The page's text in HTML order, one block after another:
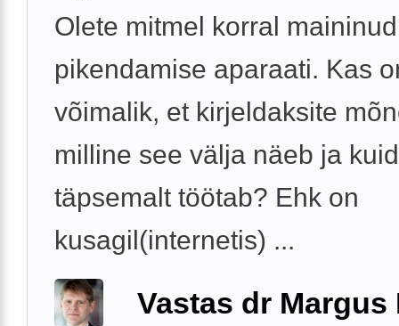
Olete mitmel korral
pikendamise aparaati. Kas
võimalik, et kirjeldaksite
milline see välja näeb ja
täpsemalt töötab? Ehk on
kusagil(internetis) ...
Vastas dr Margus